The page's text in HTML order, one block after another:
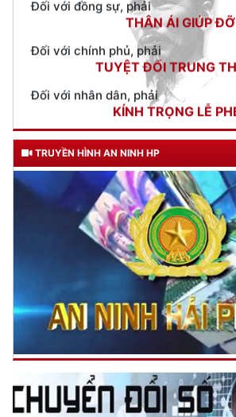
Đối với chính phủ, phải
TUYỆT ĐỐI TRUNG
Đối với nhân dân, phải
KÍNH TRỌNG LỄ
Đối với công việc, phải
TẬN TỤY
Đối với địch, phải
CƯƠNG QUYẾT, KHÔN
Trích thư Chủ tịch Hồ Chí
gửi Công an Khu XII,
ngày 11 tháng 3 năm
TRUYỀN HÌNH AN NINH HP